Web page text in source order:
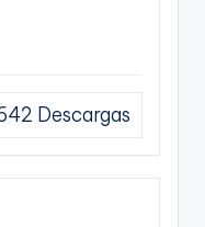
Descargas